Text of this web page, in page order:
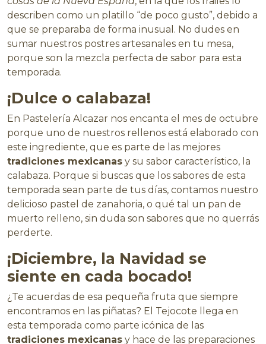
describen como un platillo “de poco gusto”, debido a
que se preparaba de forma inusual. No dudes en
sumar nuestros postres artesanales en tu mesa,
porque son la mezcla perfecta de sabor para esta
temporada.
¡Dulce o calabaza!
En Pastelería Alcazar nos encanta el mes de octubre
porque uno de nuestros rellenos está elaborado con
este ingrediente, que es parte de las mejores
tradiciones mexicanas y su sabor característico, la
calabaza. Porque si buscas que los sabores de esta
temporada sean parte de tus días, contamos nuestro
delicioso pastel de zanahoria, o qué tal un pan de
muerto relleno, sin duda son sabores que no querrás
perderte.
¡Diciembre, la Navidad se
siente en cada bocado!
¿Te acuerdas de esa pequeña fruta que siempre
encontramos en las piñatas? El Tejocote llega en
esta temporada como parte icónica de las
tradiciones mexicanas y hace de las preparaciones